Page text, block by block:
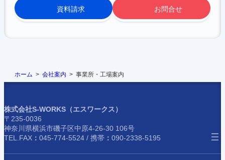
資料請求 お問合せ
ホーム 会社案内 事業所・工場案内
株式会社S-WORKS（エスワークス）
〒235-0036
神奈川県横浜市磯子区中原4-26-30 106号
TEL.FAX ： 045-774-5524 / 携帯 ： 090-2338-5195